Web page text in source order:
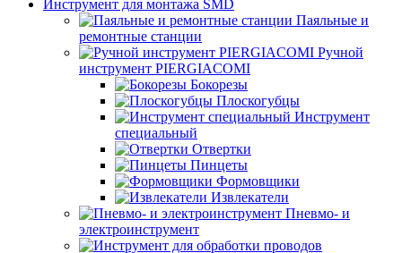
Инструмент для монтажа SMD
Паяльные и
ремонтные станции
Ручной
инструмент PIERGIACOMI
Бокорезы
Плоскогубцы
Инструмент
специальный
Отвертки
Пинцеты
Формовщики
Извлекатели
Пневмо- и
электроинструмент